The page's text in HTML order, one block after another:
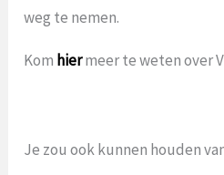
weg te nemen.
Kom hiermeer te weten over
Je zou ook kunnen houden